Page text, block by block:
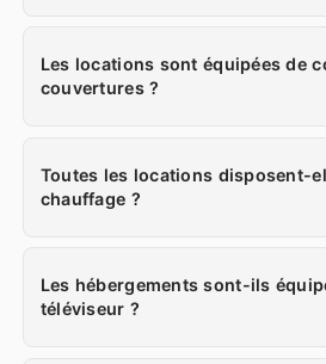
Les locations sont équipées de
couvertures ?
Toutes les locations disposent-
chauffage ?
Les hébergements sont-ils
téléviseur ?